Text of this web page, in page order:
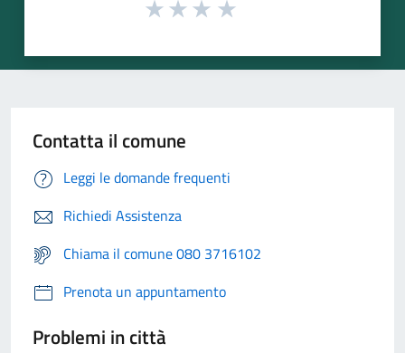
Contatta il comune
Leggi le domande frequenti
Richiedi Assistenza
Chiama il comune 080 3716102
Prenota un appuntamento
Problemi in città